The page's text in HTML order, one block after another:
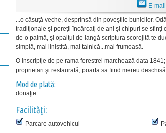
E-mail
...o căsuţă veche, desprinsă din poveştile bunicilor.
tradiţionale şi pereţii încărcaţi de ani şi chipuri se sfinţi
de-o palmă, şi opaiţul de langă scriptura scorojită te
simplă, mai liniştită, mai tainică...mai frumoasă.
O inscripţie de pe rama ferestrei marchează data
proprietari şi restaurată, poarta sa fiind mereu
Mod de plată:
donaţie
Facilităţi:
Parcare autovehicul